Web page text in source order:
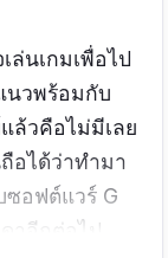
ล่นเกมเพื่อไป
นวพร้อมกับ
ล้วคือไม่มีเลย
อได้ว่าทำมา
ซอฟต์แวร์ G
าอีกต่อไป